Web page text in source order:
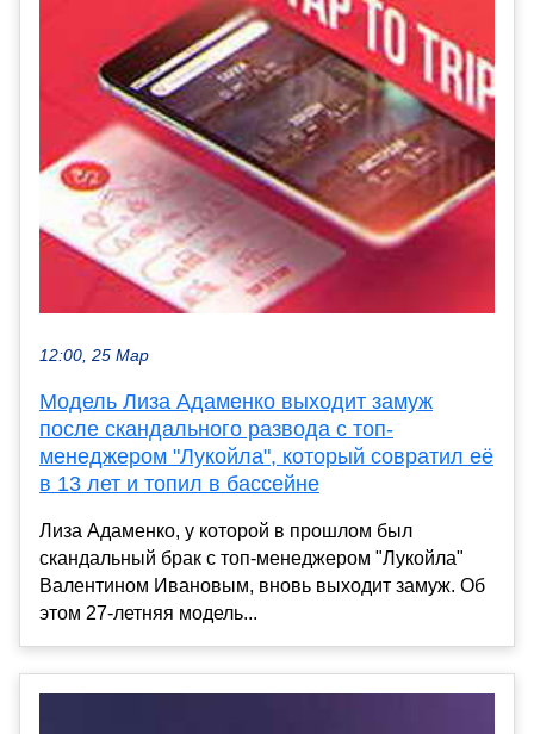
12:00, 25 Мар
Модель Лиза Адаменко выходит замуж
после скандального развода с топ-
менеджером "Лукойла", который совратил её
в 13 лет и топил в бассейне
Лиза Адаменко, у которой в прошлом был
скандальный брак с топ-менеджером "Лукойла"
Валентином Ивановым, вновь выходит замуж. Об
этом 27-летняя модель...